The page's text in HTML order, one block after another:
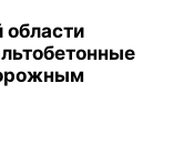
области